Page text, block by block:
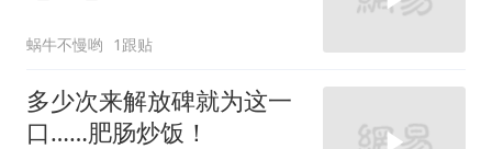
蜗牛不慢哟 1跟贴
多少次来解放碑就为这一
口……肥肠炒饭！